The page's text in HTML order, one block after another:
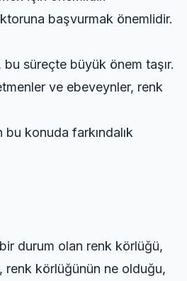
başvurmak önemlidir.
süreçte büyük önem taşır.
ve ebeveynler, renk
konuda farkındalık
durum olan renk körlüğü,
renk körlüğünün ne olduğu,